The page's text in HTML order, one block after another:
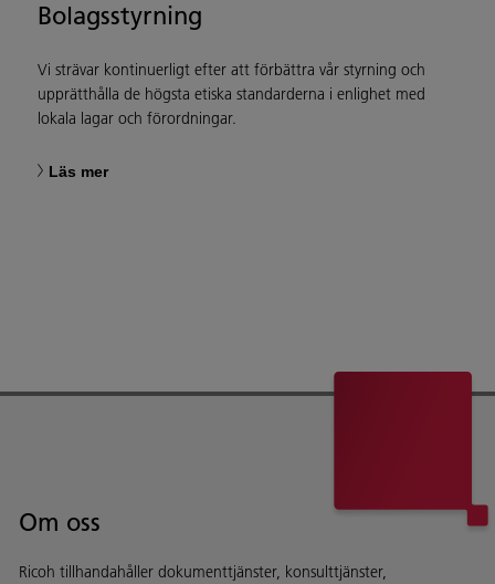
Bolagsstyrning
Vi strävar kontinuerligt efter att förbättra vår styrning och
upprätthålla de högsta etiska standarderna i enlighet med
lokala lagar och förordningar.
Läs mer
Om oss
Ricoh tillhandahåller dokumenttjänster, konsulttjänster,